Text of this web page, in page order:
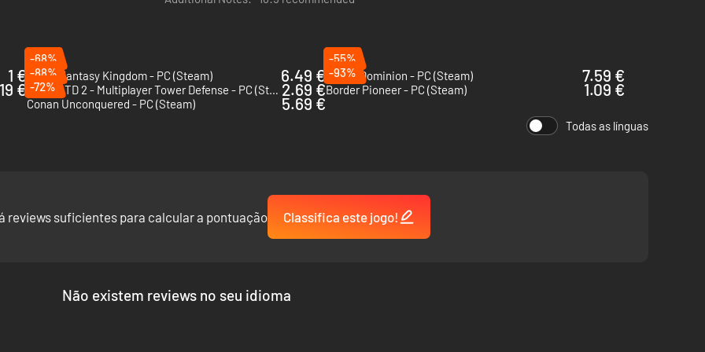
1 €
-68%
Super Fantasy Kingdom - PC (Steam)
6.49 €
-55%
Tower Dominion - PC (Steam)
7.59 €
€
-88%
Legion TD 2 - Multiplayer Tower Defense - PC (Steam) 2.69 €
-93%
Border Pioneer - PC (Steam)
1.09 €
-72%
Conan Unconquered - PC (Steam)
5.69 €
Todas as línguas
reviews suficientes para calcular a pontuação Classifica este jogo!
Não existem reviews no seu idioma